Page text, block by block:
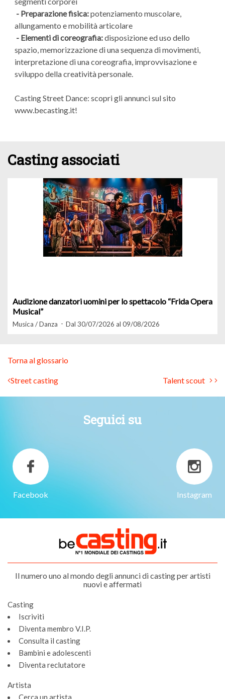
- Preparazione fisica:potenziamento muscolare,
allungamento e mobilità articolare
- Elementi di coreografia:disposizione ed uso dello
spazio, memorizzazione di una sequenza di movimenti,
interpretazione di una coreografia, improvvisazione e
sviluppo della creatività personale.
Casting Street Dance: scopri gli annunci sul sito
www.becasting.it!
Casting associati
Audizione danzatori uomini per lo spettacolo “Frida Opera
Musical”
Musica / Danza Dal 30/07/2026 al 09/08/2026
Torna al glossario
Street casting Talent scout
Seguici su
Facebook Instagram
Il numero uno al mondo degli annunci di casting per artisti
nuovi e affermati
Casting
Iscriviti
Diventa membro V.I.P.
Consulta il casting
Bambini e adolescenti
Diventa reclutatore
Artista
Cerca un artista